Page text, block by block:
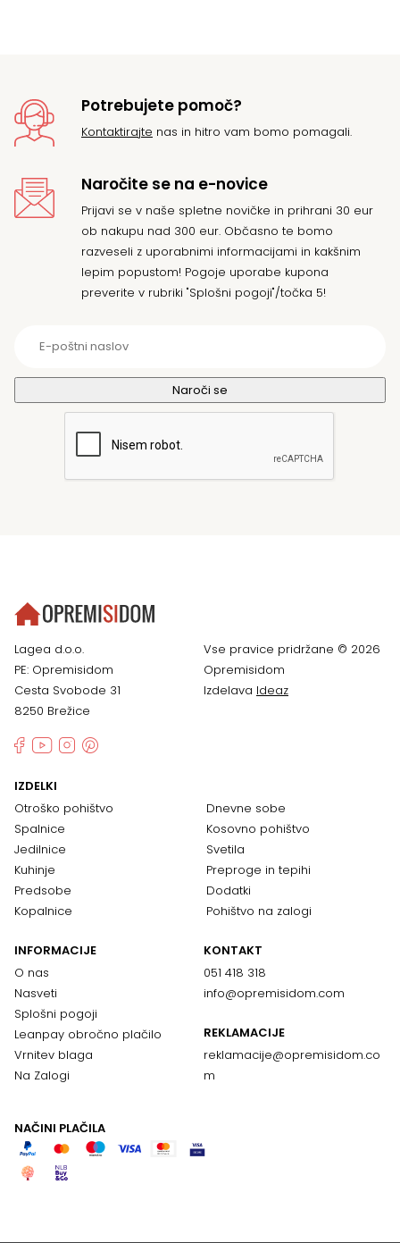
Potrebujete pomoč?
Kontaktirajte nas in hitro vam bomo pomagali.
Naročite se na e-novice
Prijavi se v naše spletne novičke in prihrani 30 eur
ob nakupu nad 300 eur. Občasno te bomo
razveseli z uporabnimi informacijami in kakšnim
lepim popustom! Pogoje uporabe kupona
preverite v rubriki "Splošni pogoji"/točka 5!
Lagea d.o.o.
PE: Opremisidom
Cesta Svobode 31
8250 Brežice
Vse pravice pridržane © 2026
Opremisidom
Izdelava Ideaz
IZDELKI
Otroško pohištvo
Spalnice
Jedilnice
Kuhinje
Predsobe
Kopalnice
Dnevne sobe
Kosovno pohištvo
Svetila
Preproge in tepihi
Dodatki
Pohištvo na zalogi
INFORMACIJE
O nas
Nasveti
Splošni pogoji
Leanpay obročno plačilo
Vrnitev blaga
Na Zalogi
KONTAKT
051 418 318
info@opremisidom.com
REKLAMACIJE
reklamacije@opremisidom.co
m
NAČINI PLAČILA